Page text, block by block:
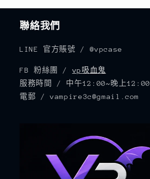
聯絡我們
LINE 官方賬號 / @vpcase
FB 粉絲團 / vp吸血鬼
服務時間 / 中午12:00~晚上12:00
電郵 / vampire3c@gmail.com